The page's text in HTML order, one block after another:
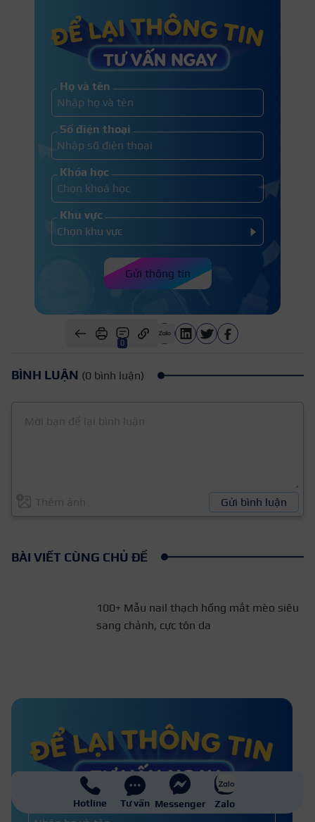
Họ và tên
Số điện thoại
Khóa học
Khu vực
Gửi thông tin
0
BÌNH LUẬN (0 bình luận)
Gửi bình luận
BÀI VIẾT CÙNG CHỦ ĐỀ
mắt mèo siêu sang chảnh,
cực tôn da
Top 10 Mẫu nail xương rồng siêu dễ
thương cho nàng cá tính
Họ và tênHotline Tư vấn Messenger Zalo